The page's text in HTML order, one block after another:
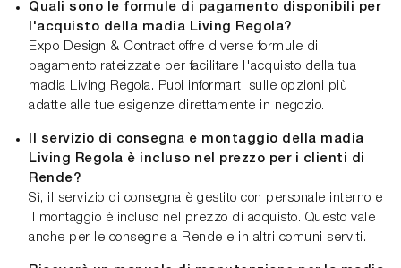
Quali sono le formule di pagamento disponibili per
l'acquisto della madia Living Regola?
Expo Design & Contract offre diverse formule di
pagamento rateizzate per facilitare l'acquisto della tua
madia Living Regola. Puoi informarti sulle opzioni più
adatte alle tue esigenze direttamente in negozio.
Il servizio di consegna e montaggio della madia
Living Regola è incluso nel prezzo per i clienti di
Rende?
Sì, il servizio di consegna è gestito con personale interno e
il montaggio è incluso nel prezzo di acquisto. Questo vale
anche per le consegne a Rende e in altri comuni serviti.